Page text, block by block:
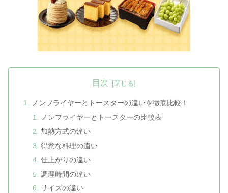
目次
ノンフライヤーとトースターの違いを徹底比較！
ノンフライヤーとトースターの比較表
加熱方式の違い
得意な料理の違い
仕上がりの違い
調理時間の違い
サイズの違い